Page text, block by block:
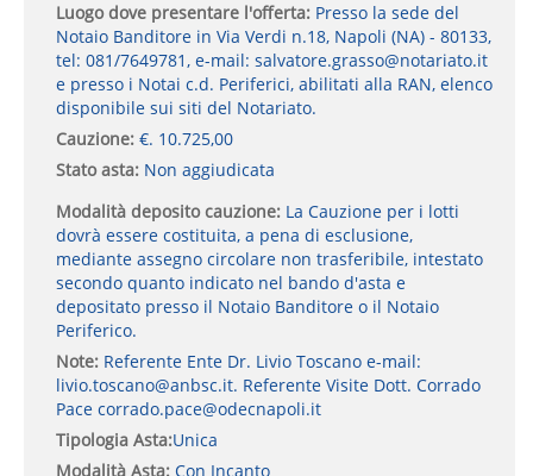
Luogo dove presentare l'offerta: Presso la sede del
Notaio Banditore in Via Verdi n.18, Napoli (NA) - 80133,
tel: 081/7649781, e-mail: salvatore.grasso@notariato.it
e presso i Notai c.d. Periferici, abilitati alla RAN, elenco
disponibile sui siti del Notariato.
Cauzione:€. 10.725,00
Stato asta: Non aggiudicata
Modalità deposito cauzione: La Cauzione per i lotti
dovrà essere costituita, a pena di esclusione,
mediante assegno circolare non trasferibile, intestato
secondo quanto indicato nel bando d'asta e
depositato presso il Notaio Banditore o il Notaio
Periferico.
Note: Referente Ente Dr. Livio Toscano e-mail:
livio.toscano@anbsc.it. Referente Visite Dott. Corrado
Pace corrado.pace@odecnapoli.it
Tipologia Asta:Unica
Modalità Asta:Con Incanto